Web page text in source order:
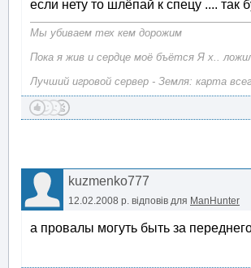
если нету то шлёпай к спецу .... так
Мы убиваем тех кем дорожим
Пока я жив и сердце моё бъётся Я х..
Лучший игровой сервер - Земля: карта
kuzmenko777
12.02.2008 р. відповів для ManHunter
а провалы могуть быть за